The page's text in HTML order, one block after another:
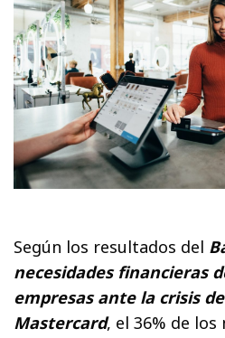
Según los resultados del
necesidades financieras
empresas ante la crisis
Mastercard, el 36% de los